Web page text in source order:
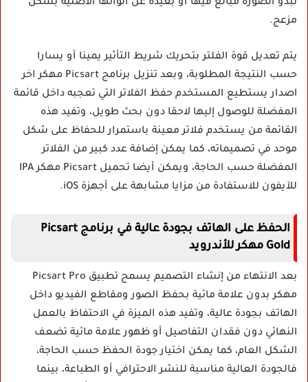
تبدو الصورة مبالغ فيها أو بعيدة عن ألوانها الأصلية بشكل
مزعج.
يتم تعديل قوة الفلتر بتحريك شريط التأثير يمينا أو يسارا
حسب النتيجة المطلوبة، وبعد تنزيل برنامج Picsart مهكر اخر
اصدار يستطيع المستخدم حفظ الفلاتر التي تعجبه داخل قائمة
المفضلة للوصول إليها لاحقا دون بحث طويل، وتفيد هذه
القائمة من يستخدم فلاتر معينة باستمرار للحفاظ على شكل
موحد في تصميماته، كما يمكن إضافة عدد كبير من الفلاتر
المفضلة حسب الحاجة، ويمكن أيضا تحميل Picsart مهكر IPA
للآيفون للاستفادة من مزايا مشابهة على أجهزة iOS.
الحفظ على الهاتف بجودة عالية في برنامج Picsart
Gold مهكر للأندرويد
بعد الانتهاء من إنشاء التصميم يسمح تطبيق Picsart Pro
مهكر بدون علامة مائية بحفظ الصور ومقاطع الفيديو داخل
الهاتف بجودة عالية، وتفيد هذه الميزة في الاحتفاظ بالعمل
النهائي دون فقدان التفاصيل أو ظهور علامة مائية تضعف
الشكل العام، كما يمكن اختيار جودة الحفظ حسب الحاجة،
فالجودة العالية مناسبة للنشر الاحترافي أو الطباعة، بينما